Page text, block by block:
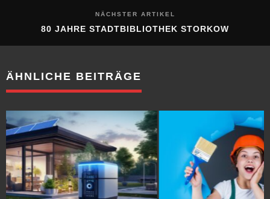
NÄCHSTER ARTIKEL
80 JAHRE STADTBIBLIOTHEK STORKOW
ÄHNLICHE BEITRÄGE